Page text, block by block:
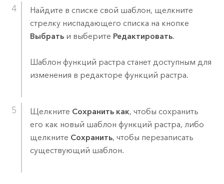
Найдите в списке свой шаблон, щелкните
стрелку ниспадающего списка на кнопке
Выбратьи выберите Редактировать.
Шаблон функций растра станет доступным для
изменения в редакторе функций растра.
Щелкните Сохранить как, чтобы сохранить
его как новый шаблон функций растра, либо
щелкните Сохранить, чтобы перезаписать
существующий шаблон.